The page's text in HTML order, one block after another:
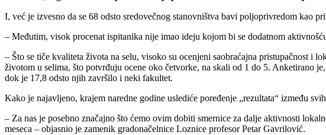
I, već je izvesno da se 68 odsto sredovečnog stanovništva bavi poljoprivredom kao
– Međutim, visok procenat ispitanika nije imao ideju kojom bi se dodatnom
– Što se tiče kvaliteta života na selu, visoko su ocenjeni saobraćajna pristupačnost i
životom u selima, što potvrđuju ocene oko četvorke, na skali od 1 do 5. Anketirano
dok je 17,8 odsto njih završilo i neki fakultet.
Kako je najavljeno, krajem naredne godine uslediće poređenje „rezultata“ između
– Za nas je posebno značajno što ćemo ovim dobiti smernice za dalje aktivnosti
meseca – objasnio je zamenik gradonačelnice Loznice profesor Petar Gavrilović.